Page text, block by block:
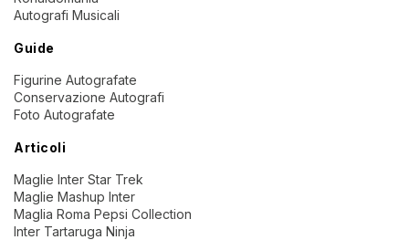
Autografi Musicali
Guide
Figurine Autografate
Conservazione Autografi
Foto Autografate
Articoli
Maglie Inter Star Trek
Maglie Mashup Inter
Maglia Roma Pepsi Collection
Inter Tartaruga Ninja